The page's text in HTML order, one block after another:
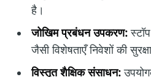
है।
जोखिम प्रबंधन उपकरण:
जैसी विशेषताएँ निवेशों की
विस्तृत शैक्षिक संसाधन: